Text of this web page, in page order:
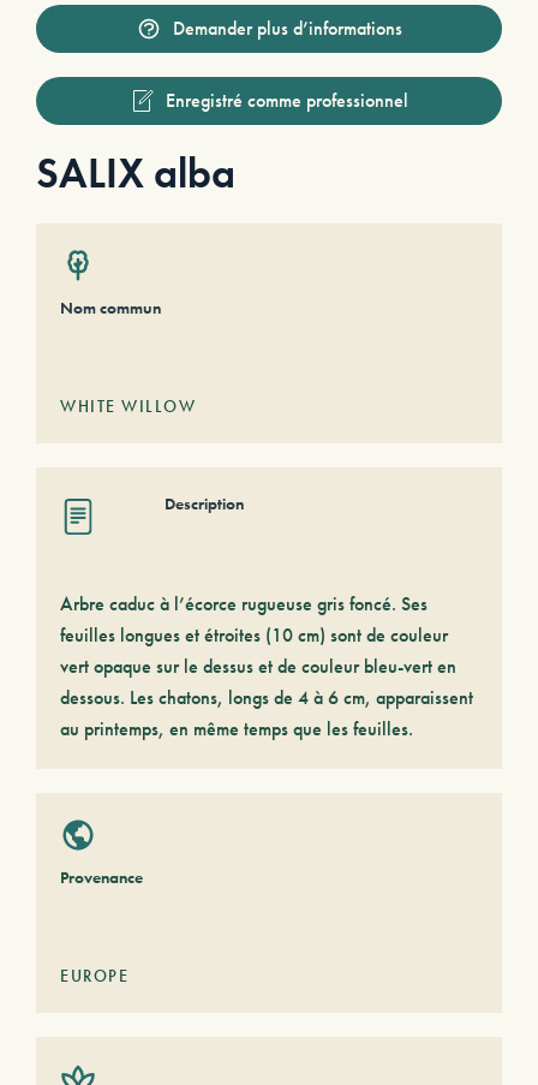
Demander plus d’informations
Enregistré comme professionnel
SALIX alba
Nom commun
WHITE WILLOW
Description
Arbre caduc à l’écorce rugueuse gris foncé. Ses
feuilles longues et étroites (10 cm) sont de couleur
vert opaque sur le dessus et de couleur bleu-vert en
dessous. Les chatons, longs de 4 à 6 cm, apparaissent
au printemps, en même temps que les feuilles.
Provenance
EUROPE